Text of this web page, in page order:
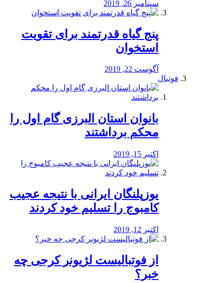
سپتامبر 26, 2019
پنج گیاه قدرتمند برای تقویت
استخوان
آگوست 22, 2019
فوتبال
بانوان استان البرزی گام اول را
محكم برداشتند
اکتبر 15, 2019
یوزپلنگان ایرانی با نتیجه عجیب
کامبوج را تسلیم خود کردند
اکتبر 12, 2019
از فوتبالیست لژیونر کرجی چه
خبر؟